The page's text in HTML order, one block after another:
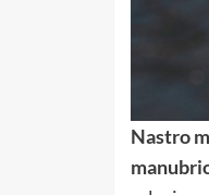
Nastro